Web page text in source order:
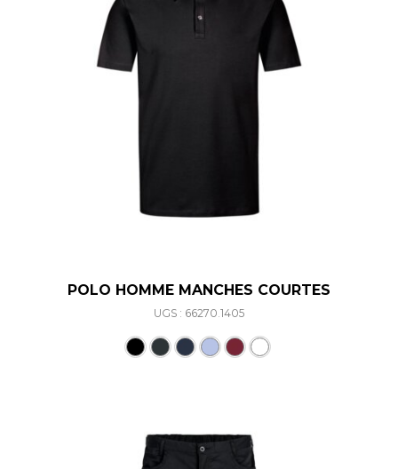
POLO HOMME MANCHES COURTES
UGS : 66270.1405